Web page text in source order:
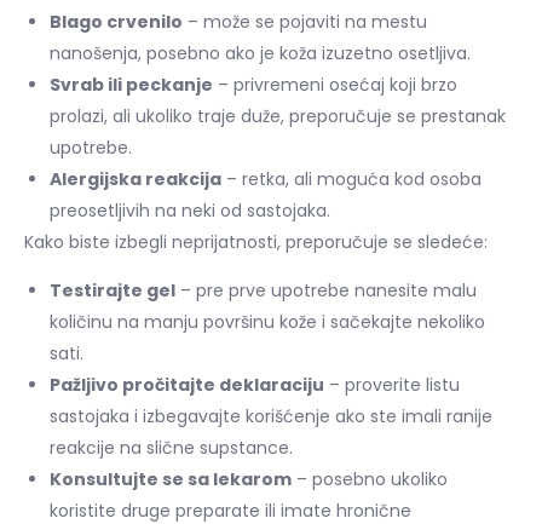
Blago crvenilo – može se pojaviti na mestu
nanošenja, posebno ako je koža izuzetno osetljiva.
Svrab ili peckanje – privremeni osećaj koji brzo
prolazi, ali ukoliko traje duže, preporučuje se prestanak
upotrebe.
Alergijska reakcija – retka, ali moguća kod osoba
preosetljivih na neki od sastojaka.
Kako biste izbegli neprijatnosti, preporučuje se sledeće:
Testirajte gel – pre prve upotrebe nanesite malu
količinu na manju površinu kože i sačekajte nekoliko
sati.
Pažljivo pročitajte deklaraciju – proverite listu
sastojaka i izbegavajte korišćenje ako ste imali ranije
reakcije na slične supstance.
Konsultujte se sa lekarom – posebno ukoliko
koristite druge preparate ili imate hronične